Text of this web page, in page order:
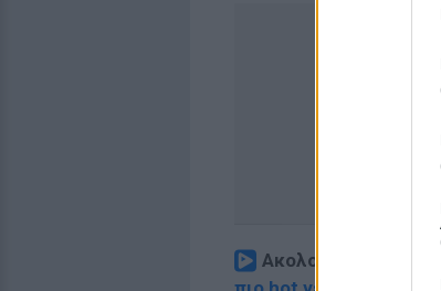
Ακολουθήστε το E-